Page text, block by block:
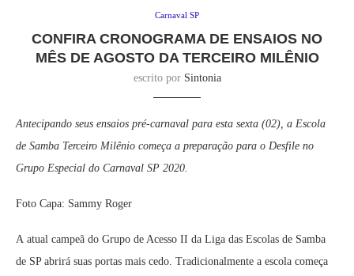
Carnaval SP
CONFIRA CRONOGRAMA DE ENSAIOS NO
MÊS DE AGOSTO DA TERCEIRO MILÊNIO
escrito por Sintonia
Antecipando seus ensaios pré-carnaval para esta sexta (02), a Escola
de Samba Terceiro Milênio começa a preparação para o Desfile no
Grupo Especial do Carnaval SP 2020.
Foto Capa: Sammy Roger
A atual campeã do Grupo de Acesso II da Liga das Escolas de Samba
de SP abrirá suas portas mais cedo. Tradicionalmente a escola começa